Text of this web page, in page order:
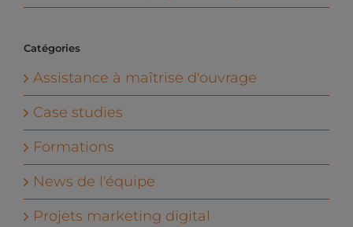
Catégories
Assistance à maîtrise d'ouvrage
Case studies
Formations
News de l'équipe
Projets marketing digital